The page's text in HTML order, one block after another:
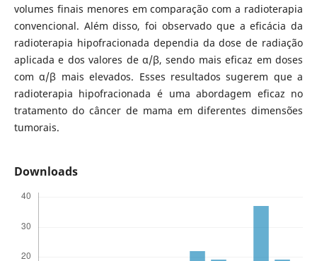
volumes finais menores em comparação com a radioterapia
convencional. Além disso, foi observado que a eficácia da
radioterapia hipofracionada dependia da dose de radiação
aplicada e dos valores de α/β, sendo mais eficaz em doses
com α/β mais elevados. Esses resultados sugerem que a
radioterapia hipofracionada é uma abordagem eficaz no
tratamento do câncer de mama em diferentes dimensões
tumorais.
Downloads